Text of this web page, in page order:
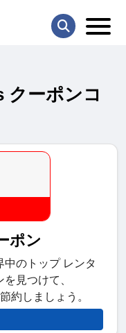
クーポンコ
ポン
中のトップ レンタ
見つけて、
約しましょう。